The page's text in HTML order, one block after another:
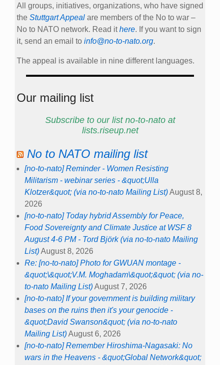
All groups, initiatives, organizations, who have signed
the Stuttgart Appeal are members of the No to war –
No to NATO network. Read ithere. If you want to sign
it, send an email to info@no-to-nato.org.
The appeal is available in nine different languages.
Our mailing list
Subscribe to our list no-to-nato at
lists.riseup.net
No to NATO mailing list
[no-to-nato] Reminder - Women Resisting
Militarism - webinar series - &quot;Ulla
Klotzer&quot; (via no-to-nato Mailing List)August 8,
2026
[no-to-nato] Today hybrid Assembly for Peace,
Food Sovereignty and Climate Justice at WSF 8
August 4-6 PM - Tord Björk (via no-to-nato Mailing
List)August 8, 2026
Re: [no-to-nato] Photo for GWUAN montage -
&quot;\&quot;V.M. Moghadam\&quot;&quot; (via no-
to-nato Mailing List)August 7, 2026
[no-to-nato] If your government is building military
bases on the ruins then it's your genocide -
&quot;David Swanson&quot; (via no-to-nato
Mailing List)August 6, 2026
[no-to-nato] Remember Hiroshima-Nagasaki: No
wars in the Heavens - &quot;Global Network&quot;